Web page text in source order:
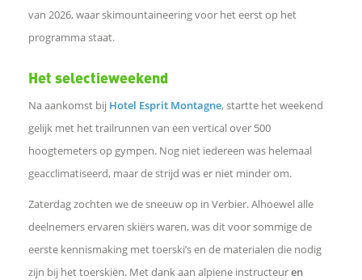
I
n
W
h
a
t
van 2026, waar skimountaineering voor het eerst op het
programma staat.
Het selectieweekend
Na aankomst bij Hotel Esprit Montagne, startte het weekend
gelijk met het trailrunnen van een vertical over 500
hoogtemeters op gympen. Nog niet iedereen was helemaal
geacclimatiseerd, maar de strijd was er niet minder om.
Zaterdag zochten we de sneeuw op in Verbier.Alhoewel alle
deelnemers ervaren skiërs waren, was dit voor sommige de
eerste kennismaking met toerski’s en de materialen die nodig
zijn bij het toerskiën. Met dank aan alpiene instructeuren